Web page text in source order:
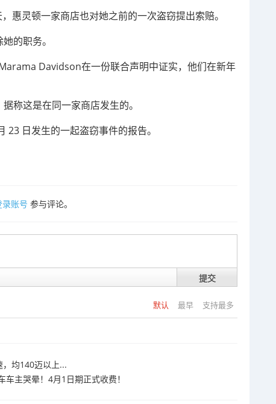
惠灵顿一家商店也对她之前的一次盗窃提出索赔。
的职务。
Davidson在一份联合声明中证实，他们在新年
称这是在同一家商店发生的。
日发生的一起盗窃事件的报告。
录账号 参与评论。
提交
默认 最早 支持最多
均140迈以上...
主哭晕！4月1日期正式收费！